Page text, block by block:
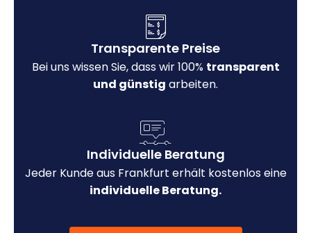
Transparente Preise
Bei uns wissen Sie, dass wir 100% transparent
und günstig arbeiten.
Individuelle Beratung
Jeder Kunde aus Frankfurt erhält kostenlos eine
individuelle Beratung.